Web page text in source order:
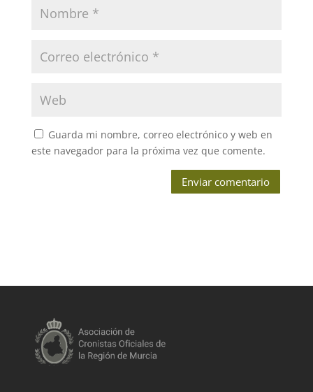
Guarda mi nombre, correo electrónico y web en
este navegador para la próxima vez que comente.
Enviar comentario